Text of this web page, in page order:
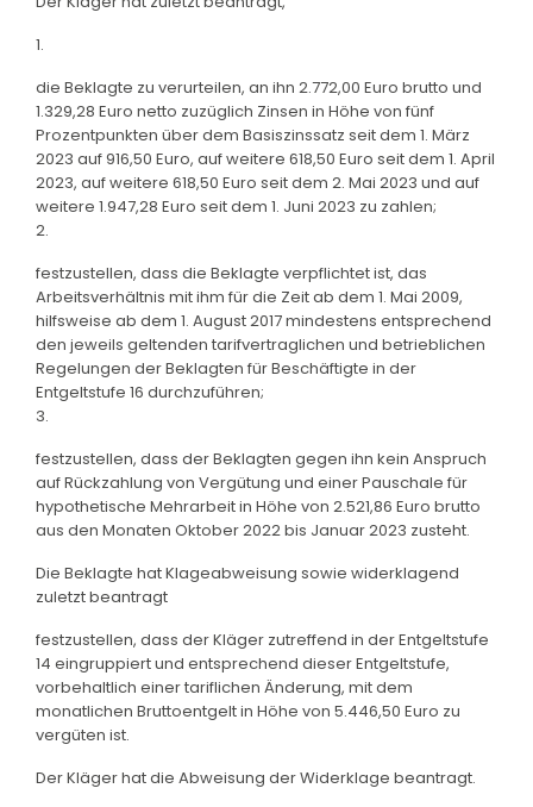
1.
die Beklagte zu verurteilen, an ihn 2.772,00 Euro brutto und
1.329,28 Euro netto zuzüglich Zinsen in Höhe von fünf
Prozentpunkten über dem Basiszinssatz seit dem 1. März
2023 auf 916,50 Euro, auf weitere 618,50 Euro seit dem 1. April
2023, auf weitere 618,50 Euro seit dem 2. Mai 2023 und auf
weitere 1.947,28 Euro seit dem 1. Juni 2023 zu zahlen;
2.
festzustellen, dass die Beklagte verpflichtet ist, das
Arbeitsverhältnis mit ihm für die Zeit ab dem 1. Mai 2009,
hilfsweise ab dem 1. August 2017 mindestens entsprechend
den jeweils geltenden tarifvertraglichen und betrieblichen
Regelungen der Beklagten für Beschäftigte in der
Entgeltstufe 16 durchzuführen;
3.
festzustellen, dass der Beklagten gegen ihn kein Anspruch
auf Rückzahlung von Vergütung und einer Pauschale für
hypothetische Mehrarbeit in Höhe von 2.521,86 Euro brutto
aus den Monaten Oktober 2022 bis Januar 2023 zusteht.
Die Beklagte hat Klageabweisung sowie widerklagend
zuletzt beantragt
festzustellen, dass der Kläger zutreffend in der Entgeltstufe
14 eingruppiert und entsprechend dieser Entgeltstufe,
vorbehaltlich einer tariflichen Änderung, mit dem
monatlichen Bruttoentgelt in Höhe von 5.446,50 Euro zu
vergüten ist.
Der Kläger hat die Abweisung der Widerklage beantragt.